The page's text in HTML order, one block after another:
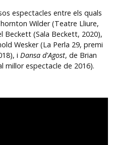
espectacles entre els quals
Wilder (Teatre Lliure,
Beckett (Sala Beckett, 2020),
Wesker (La Perla 29, premi
i Dansa d'Agost, de Brian
millor espectacle de 2016).